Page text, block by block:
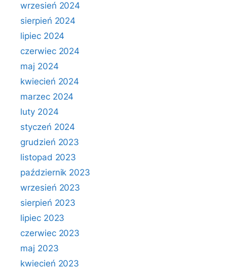
wrzesień 2024
sierpień 2024
lipiec 2024
czerwiec 2024
maj 2024
kwiecień 2024
marzec 2024
luty 2024
styczeń 2024
grudzień 2023
listopad 2023
październik 2023
wrzesień 2023
sierpień 2023
lipiec 2023
czerwiec 2023
maj 2023
kwiecień 2023